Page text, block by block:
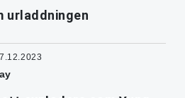
urladdningen